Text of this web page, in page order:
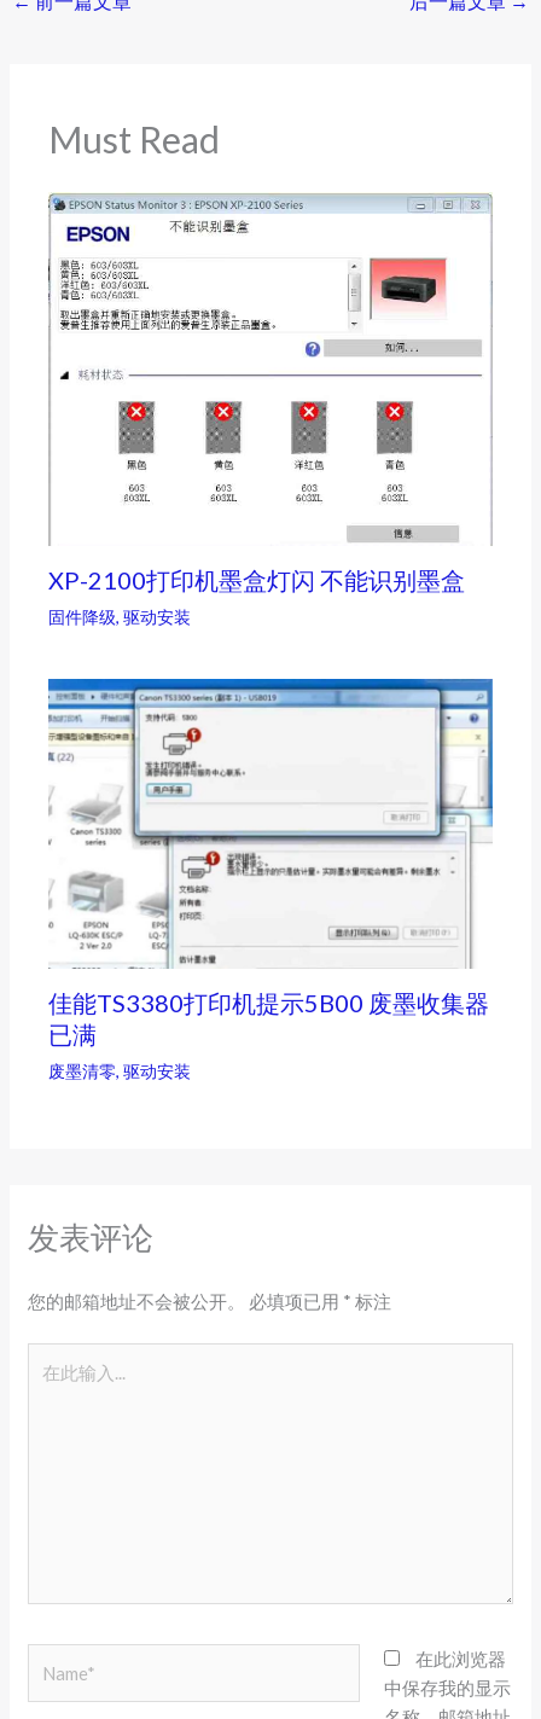
Must Read
XP-2100打印机墨盒灯闪 不能识别墨盒
固件降级,驱动安装
佳能TS3380打印机提示5B00 废墨收集器
已满
废墨清零,驱动安装
发表评论
您的邮箱地址不会被公开。 必填项已用 * 标注
在此浏览器
中保存我的显示